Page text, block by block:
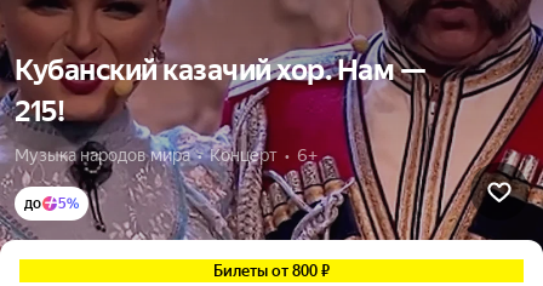
Кубанский казачий хор. Нам —
215!
Музыка народов мира  •  Концерт  •  6+
до 5%
Билеты от 800 ₽